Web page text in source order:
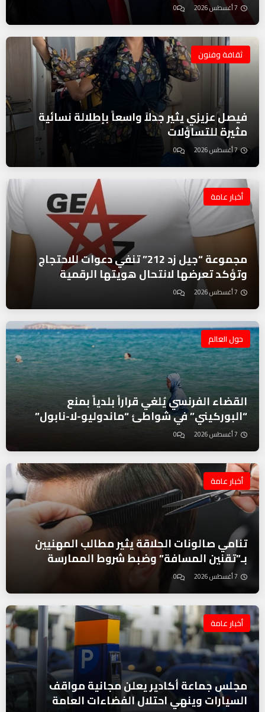
7 أغسطس 2026 0
ثقافة وفنون
فيصل عزيزي يثير جدلاً واسعاً بإطلالة نسائية
مثيرة للتساؤلات
7 أغسطس 2026 0
أخبار عامة
مجموعة “جيل زد 212” تنفي دعوات للاحتجاج
وتؤكد تعرضها لانتحال هويتها الرقمية
7 أغسطس 2026 0
حول العالم
القضاء الفرنسي يُلغي قراراً بلدياً بمنع
“البوركيني” في شواطئ “ماندوليو-لا-نابول”
7 أغسطس 2026 0
أخبار عامة
تنامي صالونات الحلاقة يثير مطالب المهنيين
بـ”تقنين المسافة” وضبط شروط الممارسة
7 أغسطس 2026 0
أخبار عامة
مجلس جماعة أكادير يعلن مجانية مواقف
السيارات وينهي احتلال الفضاءات العامة